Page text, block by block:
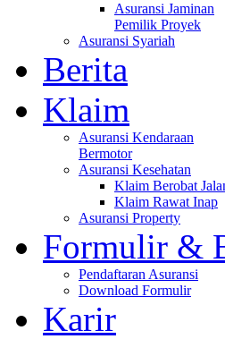
Asuransi Jaminan
Pemilik Proyek
Asuransi Syariah
Berita
Klaim
Asuransi Kendaraan
Bermotor
Asuransi Kesehatan
Klaim Berobat
Klaim Rawat Inap
Asuransi Property
Formulir &
Pendaftaran Asuransi
Download Formulir
Karir